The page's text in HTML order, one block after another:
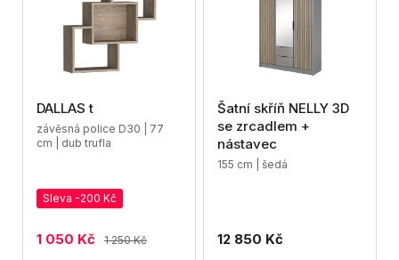
DALLAS t
závěsná police D30 | 77
cm | dub trufla
Sleva -200 Kč
1 050 Kč 1 250 Kč
Šatní skříň NELLY 3D
se zrcadlem +
nástavec
155 cm | šedá
12 850 Kč